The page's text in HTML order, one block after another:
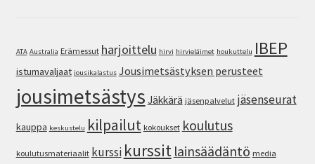
ATA Australia Erämessut harjoittelu hirvi hirvieläimet houkuttelu IBEP
istumavaljaat jousikalastus Jousimetsästyksen perusteet
jousimetsästys Jäkkärä jäsenpalvelut jäsenseurat
kauppa keskustelu kilpailut kokoukset koulutus
koulutusmateriaalit kurssi kurssit lainsäädäntö media